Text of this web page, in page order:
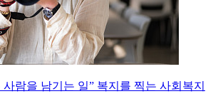
사람을 남기는 일” 복지를 찍는 사회복지